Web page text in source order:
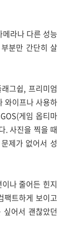
라나 다른 성능
분만 간단히 살
그쉽, 프리미엄
와이프나 사용하
게임 옵티마
. 사진을 찍을 때
제가 없어서 성
나 줄어든 힌지
팩트하게 보이고
어서 괜찮았던